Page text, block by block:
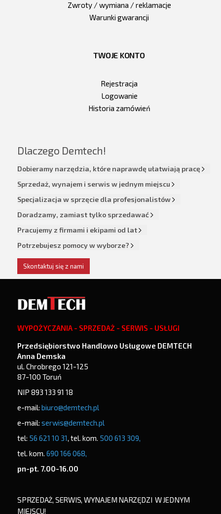
Zwroty / wymiana / reklamacje
Warunki gwarancji
TWOJE KONTO
Rejestracja
Logowanie
Historia zamówień
Dlaczego Demtech!
Dobieramy narzędzia, które naprawdę ułatwiają pracę
Sprzedaż, wynajem i serwis w jednym miejscu
Specjalizacja w sprzęcie dla profesjonalistów
Doradzamy, zamiast tylko sprzedawać
Pracujemy z firmami i ekipami od lat
Potrzebujesz pomocy w wyborze?
Skontaktuj się z nami
WYPOŻYCZANIA - SPRZEDAŻ - SERWIS - USŁUGI
Przedsiębiorstwo Handlowo Usługowe DEMTECH
Anna Demska
ul. Chrobrego 121-125
87-100 Toruń
NIP 893 133 91 18
e-mail: biuro@demtech.pl
e-mail: serwis@demtech.pl
tel: 56 621 10 31, tel. kom. 500 613 309,
tel. kom. 690 166 068,
pn-pt. 7.00-16.00
SPRZEDAŻ, SERWIS, WYNAJEM NARZĘDZI W JEDNYM
MIEJSCU!